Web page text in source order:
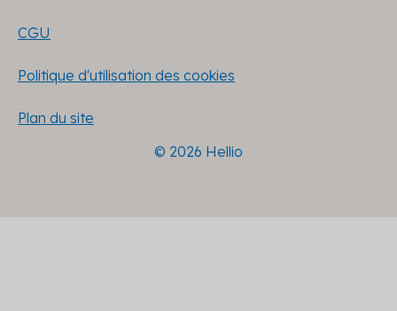
CGU
Politique d'utilisation des cookies
Plan du site
© 2026 Hellio